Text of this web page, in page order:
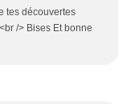
tes découvertes
/> Bises Et bonne